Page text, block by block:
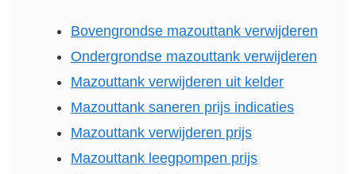
Bovengrondse mazouttank verwijderen
Ondergrondse mazouttank verwijderen
Mazouttank verwijderen uit kelder
Mazouttank saneren prijs indicaties
Mazouttank verwijderen prijs
Mazouttank leegpompen prijs